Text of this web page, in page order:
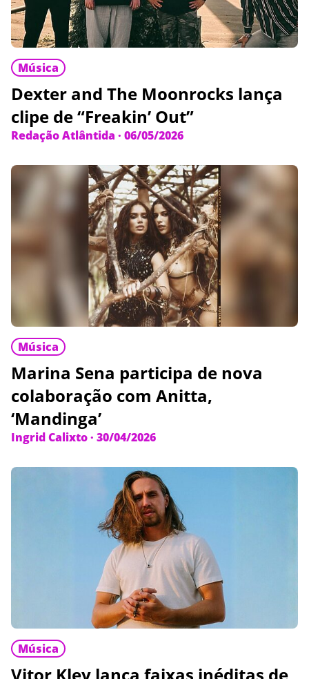
Música
Dexter and The Moonrocks lança
clipe de “Freakin’ Out”
Redação Atlântida · 06/05/2026
Música
Marina Sena participa de nova
colaboração com Anitta,
‘Mandinga’
Ingrid Calixto· 30/04/2026
Música